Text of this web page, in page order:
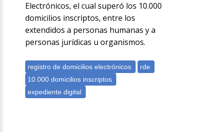
Electrónicos, el cual superó los 10.000
domicilios inscriptos, entre los
extendidos a personas humanas y a
personas jurídicas u organismos.